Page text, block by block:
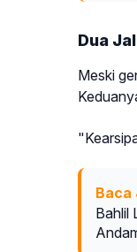
Dua
Meski
Baca
Bahlil